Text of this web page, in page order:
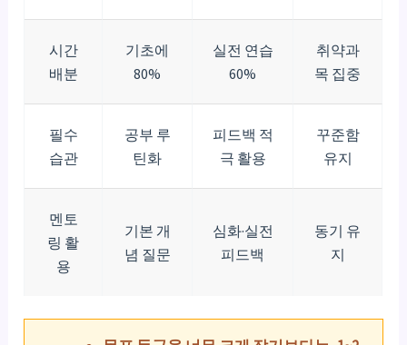
시간
배분
기초에
80%
실전 연습
60%
취약과
목 집중
필수
습관
공부 루
틴화
피드백 적
극 활용
꾸준함
유지
멘토
링 활
용
기본 개
념 질문
심화·실전
피드백
동기 유
지